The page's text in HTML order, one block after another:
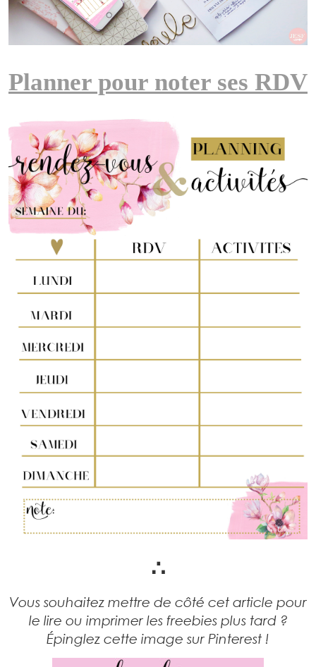
Planner pour noter ses RDV
∴
Vous souhaitez mettre de côté cet article pour
le lire ou imprimer les freebies plus tard ?
Épinglez cette image sur Pinterest !